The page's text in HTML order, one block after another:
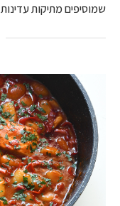
שמוסיפים מתיקות עדינות